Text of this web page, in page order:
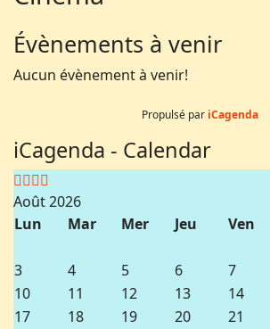
Évènements à venir
Aucun évènement à venir!
Propulsé par iCagenda
iCagenda - Calendar
Août 2026
Lun
Mar Mer Jeu Ven
3
4 5 6 7
10
11 12 13 14
17
18 19 20 21